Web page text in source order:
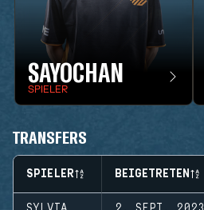
SAYOCHAN
SPIELER
TRANSFERS
SPIELER BEIGETRETEN